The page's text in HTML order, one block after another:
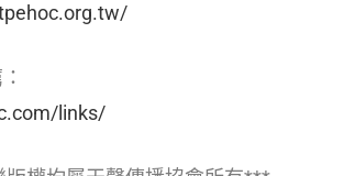
links/